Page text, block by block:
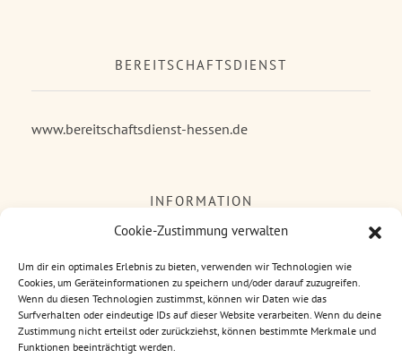
Cookie-Zustimmung verwalten
Um dir ein optimales Erlebnis zu bieten, verwenden wir Technologien wie
Cookies, um Geräteinformationen zu speichern und/oder darauf zuzugreifen.
Wenn du diesen Technologien zustimmst, können wir Daten wie das
Surfverhalten oder eindeutige IDs auf dieser Website verarbeiten. Wenn du deine
Zustimmung nicht erteilst oder zurückziehst, können bestimmte Merkmale und
Funktionen beeinträchtigt werden.
BEREITSCHAFTSDIENST
www.bereitschaftsdienst-hessen.de
INFORMATION
Impressum
Kontakt
Datenschutzerklärung
Cookie-Richtlinie (EU)